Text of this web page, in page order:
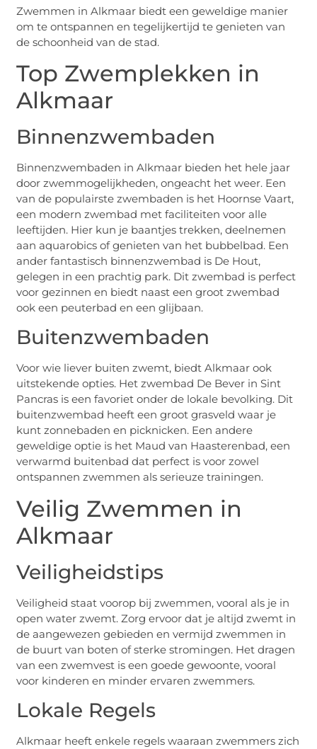
Zwemmen in Alkmaar biedt een geweldige manier
om te ontspannen en tegelijkertijd te genieten van
de schoonheid van de stad.
Top Zwemplekken in
Alkmaar
Binnenzwembaden
Binnenzwembaden in Alkmaar bieden het hele jaar
door zwemmogelijkheden, ongeacht het weer. Een
van de populairste zwembaden is het Hoornse Vaart,
een modern zwembad met faciliteiten voor alle
leeftijden. Hier kun je baantjes trekken, deelnemen
aan aquarobics of genieten van het bubbelbad. Een
ander fantastisch binnenzwembad is De Hout,
gelegen in een prachtig park. Dit zwembad is perfect
voor gezinnen en biedt naast een groot zwembad
ook een peuterbad en een glijbaan.
Buitenzwembaden
Voor wie liever buiten zwemt, biedt Alkmaar ook
uitstekende opties. Het zwembad De Bever in Sint
Pancras is een favoriet onder de lokale bevolking. Dit
buitenzwembad heeft een groot grasveld waar je
kunt zonnebaden en picknicken. Een andere
geweldige optie is het Maud van Haasterenbad, een
verwarmd buitenbad dat perfect is voor zowel
ontspannen zwemmen als serieuze trainingen.
Veilig Zwemmen in
Alkmaar
Veiligheidstips
Veiligheid staat voorop bij zwemmen, vooral als je in
open water zwemt. Zorg ervoor dat je altijd zwemt in
de aangewezen gebieden en vermijd zwemmen in
de buurt van boten of sterke stromingen. Het dragen
van een zwemvest is een goede gewoonte, vooral
voor kinderen en minder ervaren zwemmers.
Lokale Regels
Alkmaar heeft enkele regels waaraan zwemmers zich